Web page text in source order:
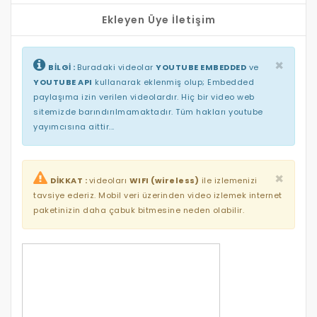
amigurumi juliet bebek,
amigurumi jip araba yapımı,
letra j amigurumi,
amigurumi kuzu,
amigurumi kış bebeği,
amigurumi köpek,
amigurumi kapı süsü,
amigurumi kitap ayracı,
amigurumi kol yapımı,
amigurumi küçük ayıcık yapımı,
amigurumi kelebek yapımı,
amigurumi k harfi,
Ekleyen Üye İletişim
×
BİLGİ : Buradaki videolar YOUTUBE EMBEDDED ve
YOUTUBE API kullanarak eklenmiş olup; Embedded
paylaşıma izin verilen videolardır. Hiç bir video web
sitemizde barındırılmamaktadır. Tüm hakları youtube
yayımcısına aittir...
×
DİKKAT :videoları WIFI (wireless) ile izlemenizi
tavsiye ederiz. Mobil veri üzerinden video izlemek internet
paketinizin daha çabuk bitmesine neden olabilir.